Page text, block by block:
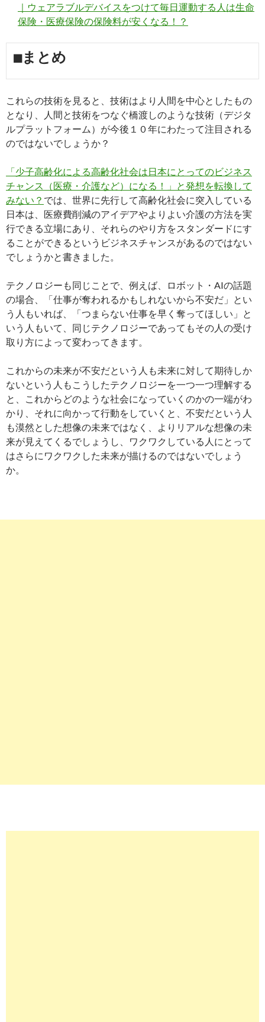
｜ウェアラブルデバイスをつけて毎日運動する人は生命
保険・医療保険の保険料が安くなる！？
■まとめ
これらの技術を見ると、技術はより人間を中心としたもの
となり、人間と技術をつなぐ橋渡しのような技術（デジタ
ルプラットフォーム）が今後１０年にわたって注目される
のではないでしょうか？
「少子高齢化による高齢化社会は日本にとってのビジネス
チャンス（医療・介護など）になる！」と発想を転換して
みない？ では、世界に先行して高齢化社会に突入している
日本は、医療費削減のアイデアやよりよい介護の方法を実
行できる立場にあり、それらのやり方をスタンダードにす
ることができるというビジネスチャンスがあるのではない
でしょうかと書きました。
テクノロジーも同じことで、例えば、ロボット・AIの話題
の場合、「仕事が奪われるかもしれないから不安だ」とい
う人もいれば、「つまらない仕事を早く奪ってほしい」と
いう人もいて、同じテクノロジーであってもその人の受け
取り方によって変わってきます。
これからの未来が不安だという人も未来に対して期待しか
ないという人もこうしたテクノロジーを一つ一つ理解する
と、これからどのような社会になっていくのかの一端がわ
かり、それに向かって行動をしていくと、不安だという人
も漠然とした想像の未来ではなく、よりリアルな想像の未
来が見えてくるでしょうし、ワクワクしている人にとって
はさらにワクワクした未来が描けるのではないでしょう
か。